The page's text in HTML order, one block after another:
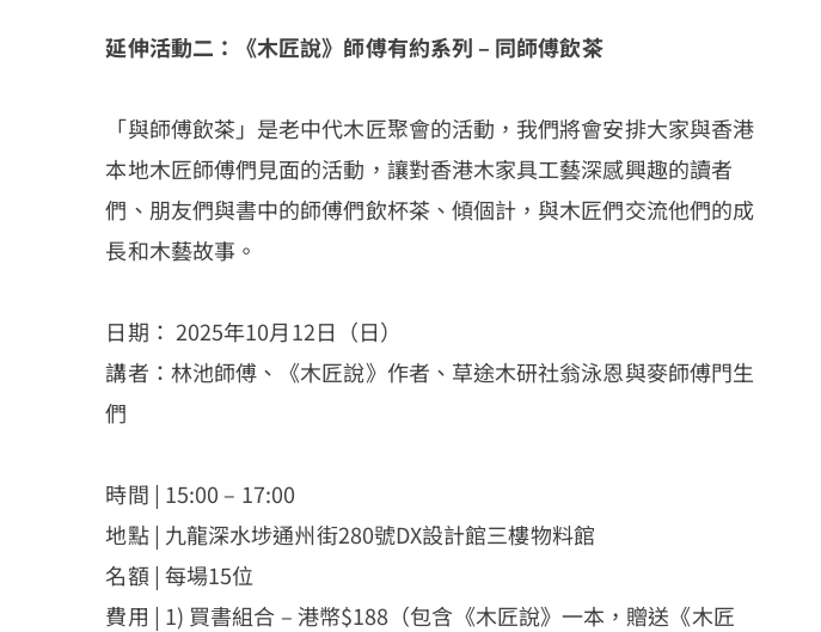
延伸活動二：《木匠說》師傅有約系列 – 同師傅飲茶
「與師傅飲茶」是老中代木匠聚會的活動，我們將會安排大家與香港
本地木匠師傅們見面的活動，讓對香港木家具工藝深感興趣的讀者
們、朋友們與書中的師傅們飲杯茶、傾個計，與木匠們交流他們的成
長和木藝故事。
日期： 2025年10月12日（日）
講者：林池師傅、《木匠說》作者、草途木研社翁泳恩與麥師傅門生
們
時間 | 15:00 – 17:00
地點 | 九龍深水埗通州街280號DX設計館三樓物料館
名額 | 每場15位
費用 | 1) 買書組合 – 港幣$188（包含《木匠說》一本，贈送《木匠